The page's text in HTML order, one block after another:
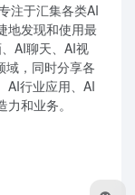
注于汇集各类AI
地发现和使用最
AI聊天、AI视
域，同时分享各
AI行业应用、AI
和业务。